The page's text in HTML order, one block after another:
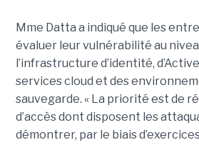
Mme Datta a indiqué que les
évaluer leur vulnérabilité au
l’infrastructure d’identité,
services cloud et des
sauvegarde. « La priorité est de
d’accès dont disposent les
démontrer, par le biais